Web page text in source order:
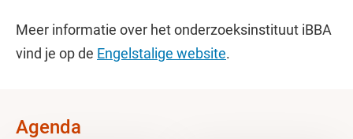
Meer informatie over het onderzoeksinstituut iBBA
vind je op de Engelstalige website.
Agenda